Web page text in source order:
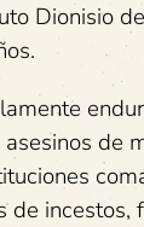
Dionisio
de
de incestos,